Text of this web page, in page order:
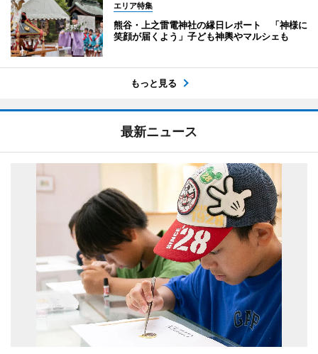
エリア特集
熊谷・上之雷電神社の縁日レポート 「神様に
笑顔が届くよう」子ども神輿やマルシェも
もっと見る
最新ニュース